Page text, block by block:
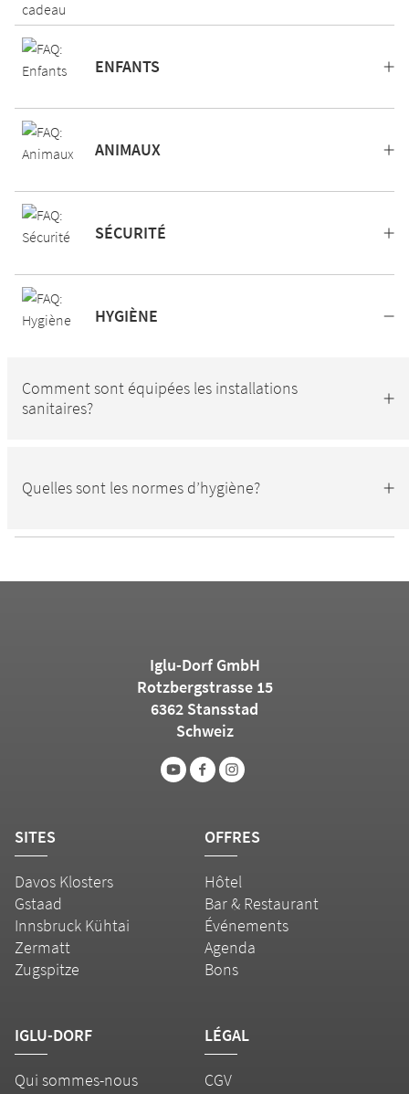
ENFANTS
ANIMAUX
SÉCURITÉ
HYGIÈNE
Comment sont équipées les installations
sanitaires?
Quelles sont les normes d’hygiène?
Iglu-Dorf GmbH
Rotzbergstrasse 15
6362 Stansstad
Schweiz
SITES
Davos Klosters
Gstaad
Innsbruck Kühtai
Zermatt
Zugspitze
OFFRES
Hôtel
Bar & Restaurant
Événements
Agenda
Bons
IGLU-DORF
Qui sommes-nous
LÉGAL
CGV